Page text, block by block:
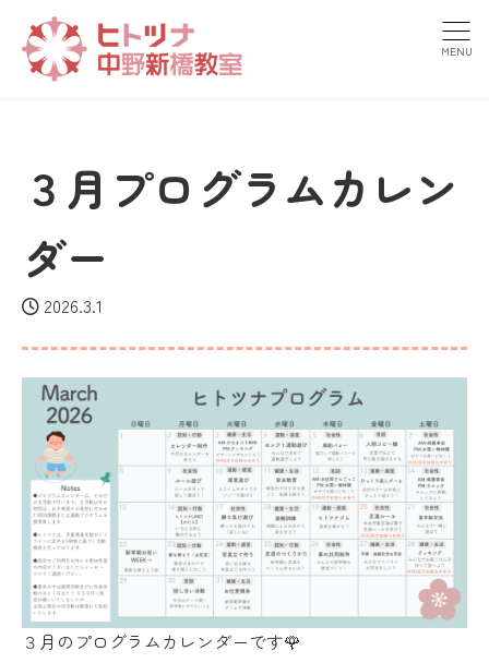
MENU
３月プログラムカレン
ダー
2026.3.1
３月のプログラムカレンダーです🌹